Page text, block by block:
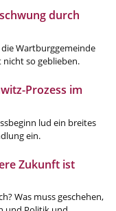
durch
Wartburggemeinde
so geblieben.
Prozess im
lud ein breites
ein.
Zukunft ist
Was muss geschehen,